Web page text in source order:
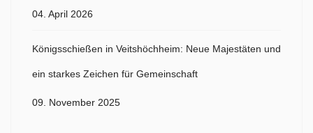
04. April 2026
Königsschießen in Veitshöchheim: Neue Majestäten und
ein starkes Zeichen für Gemeinschaft
09. November 2025